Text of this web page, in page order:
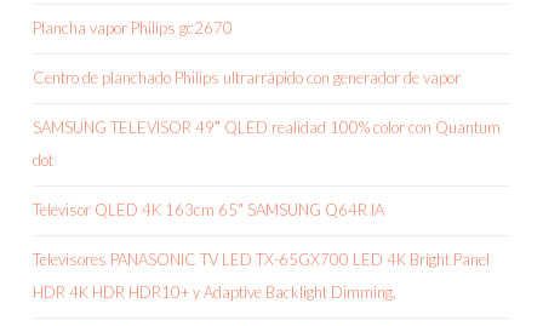
Plancha vapor Philips gc2670
Centro de planchado Philips ultrarrápido con generador de vapor
SAMSUNG TELEVISOR 49″ QLED realidad 100% color con Quantum
dot
Televisor QLED 4K 163cm 65″ SAMSUNG Q64R IA
Televisores PANASONIC TV LED TX-65GX700 LED 4K Bright Panel
HDR 4K HDR HDR10+ y Adaptive Backlight Dimming,